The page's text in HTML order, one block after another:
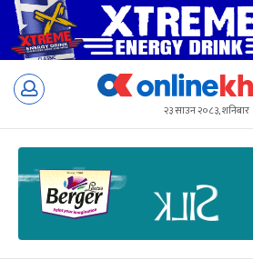
Skip
२३ साउन २०८३, शनिबार